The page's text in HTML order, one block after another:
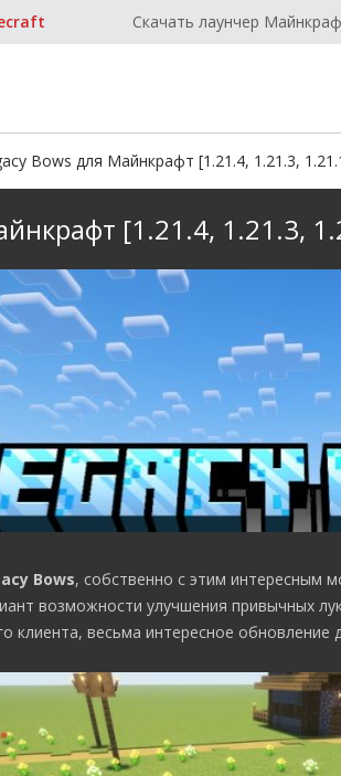
Скачать лаунчер
Bows для Майнкрафт [1.21.4, 1.21.3,
[1.21.4, 1.21.3,
Bows, собственно с этим интересным
возможности улучшения привычных
клиента, весьма интересное обновление